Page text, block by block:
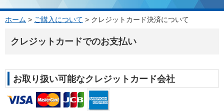
ホーム > ご購入について > クレジットカード決済について
クレジットカードでのお支払い
お取り扱い可能なクレジットカード会社